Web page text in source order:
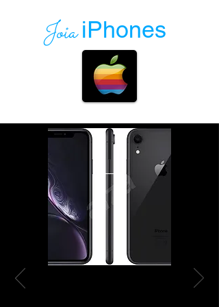
Joia iPhones